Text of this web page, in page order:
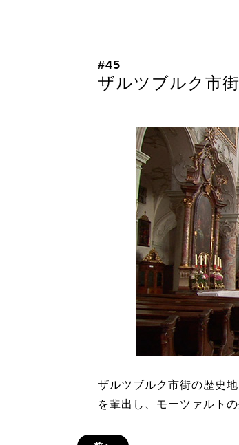
#45
ザルツブルク市
ザルツブルク市街の歴史
を輩出し、モーツァルト